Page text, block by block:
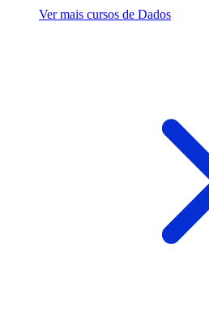
Ver mais cursos de Dados